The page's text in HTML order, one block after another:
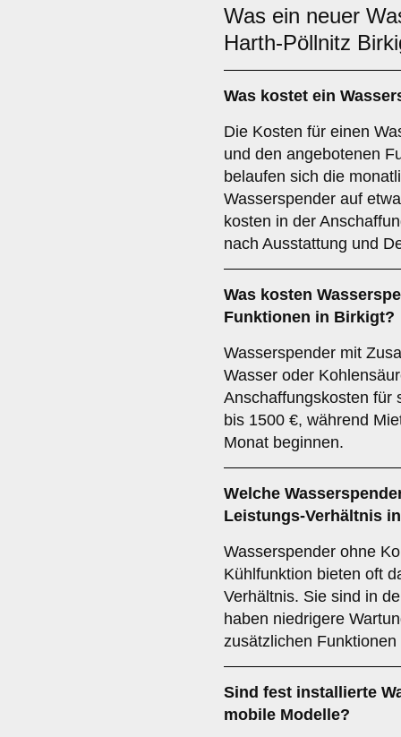
Was ein neuer
Harth-Pöllnitz
Was kostet ein
Die Kosten für einen
und den angebotenen
belaufen sich die
Wasserspender auf
kosten in der
nach Ausstattung und
Was kosten
Funktionen in Birkigt?
Wasserspender mit
Wasser oder
Anschaffungskosten für
bis 1500 €, während
Monat beginnen.
Welche
Leistungs-Verhältnis
Wasserspender ohne
Kühlfunktion bieten oft
Verhältnis. Sie sind in
haben niedrigere
zusätzlichen
Sind fest installierte
mobile Modelle?